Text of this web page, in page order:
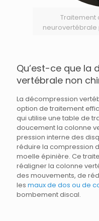
Traitement
Qu’est-ce que la
vertébrale non
La décompression
option de traitement
qui utilise une table de
doucement la colonne
pression interne des
réduire la compression
moelle épinière. Ce
réaligner la colonne
des mouvements, de
les maux de dos ou de
bombement discal.